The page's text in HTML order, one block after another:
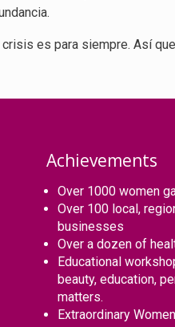
es para siempre. Así
Achievements
Over 1000 women
Over 100 local,
businesses
Over a dozen of
Educational
beauty, education,
matters.
Extraordinary